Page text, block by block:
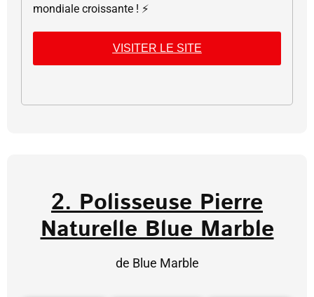
mondiale croissante ! ⚡
VISITER LE SITE
2. Polisseuse Pierre
Naturelle Blue Marble
de Blue Marble